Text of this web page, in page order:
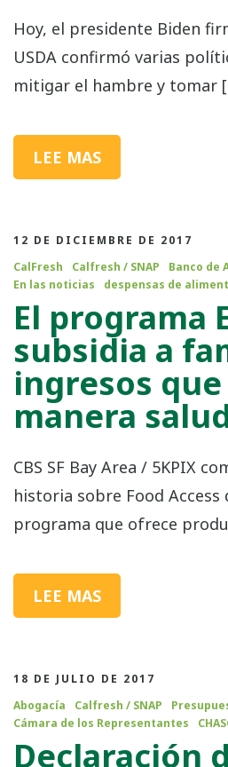
Hoy, el presidente Biden
USDA confirmó varias
mitigar el hambre y tomar
LEE MAS
12 DE DICIEMBRE DE 2017
CalFresh
Calfresh / SNAP
Banco de
En las noticias
despensas de
El programa
subsidia a
ingresos
manera
CBS SF Bay Area / 5KPIX
historia sobre Food Access
programa que ofrece
LEE MAS
18 DE JULIO DE 2017
Abogacía
Calfresh / SNAP
Cámara de los Representantes
Declaración